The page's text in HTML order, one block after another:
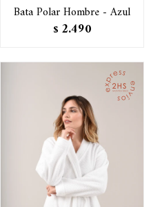
Bata Polar Hombre - Azul
$ 2.490